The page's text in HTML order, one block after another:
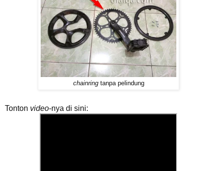
chainringtanpa pelindung
Tonton video-nya di sini: